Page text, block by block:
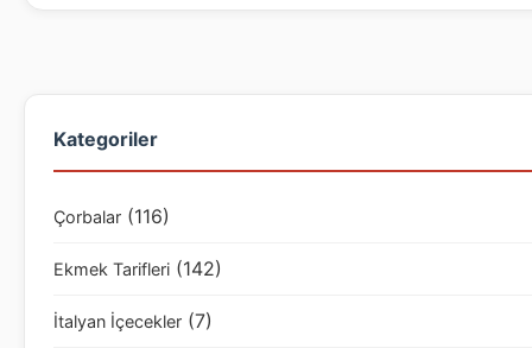
Kategoriler
Çorbalar (116)
Ekmek Tarifleri (142)
İtalyan İçecekler (7)